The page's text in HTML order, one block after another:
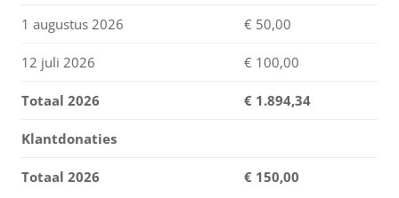
1 augustus 2026 € 50,00
12 juli 2026 € 100,00
Totaal 2026 € 1.894,34
Klantdonaties
Totaal 2026
€ 150,00